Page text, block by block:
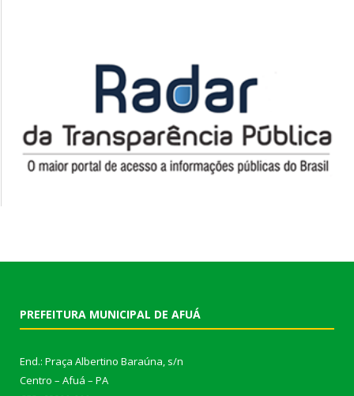
PREFEITURA MUNICIPAL DE AFUÁ
End.: Praça Albertino Baraúna, s/n
Centro – Afuá – PA